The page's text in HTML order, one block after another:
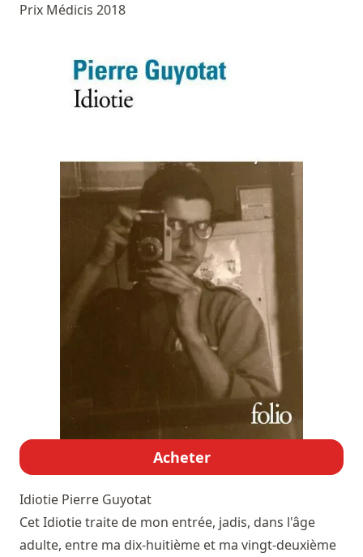
Prix Médicis 2018
Acheter
Idiotie Pierre Guyotat
Cet Idiotie traite de mon entrée, jadis, dans l'âge
adulte, entre ma dix-huitième et ma vingt-deuxième